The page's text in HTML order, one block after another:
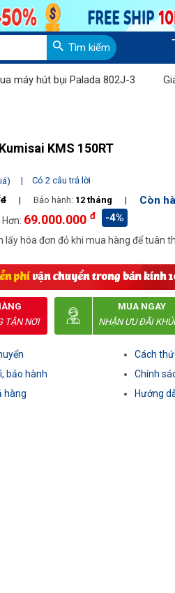
Tìm kiếm
Palada 802J-3 Giảm giá lên
KMS 150RT
|
Có 2 câu trả lời
đ | Bảo hành: 12 tháng | Còn
69.000.000 đ -4%
lấy hóa đơn đỏ khi mua hàng để tuân
TẬN NƠI
MUA NGAY
NHẬN ƯU ĐÃI
bảo hành
hàng
Cách
Chính
Hướng